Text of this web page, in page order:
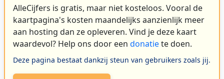
AlleCijfers is gratis, maar niet kosteloos. Vooral de
kaartpagina's kosten maandelijks aanzienlijk meer
aan hosting dan ze opleveren. Vind je deze kaart
waardevol? Help ons door een donatiete doen.
Deze pagina bestaat dankzij steun van gebruikers zoals jij.